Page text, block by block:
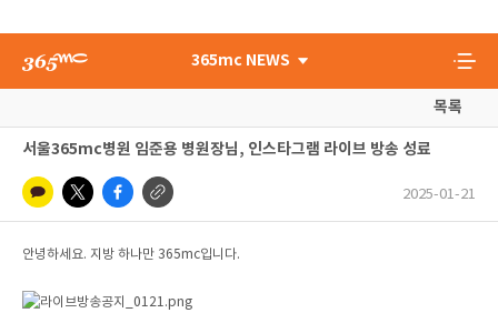
365mc NEWS
목록
서울365mc병원 임준용 병원장님, 인스타그램 라이브 방송 성료
2025-01-21
안녕하세요. 지방 하나만 365mc입니다.